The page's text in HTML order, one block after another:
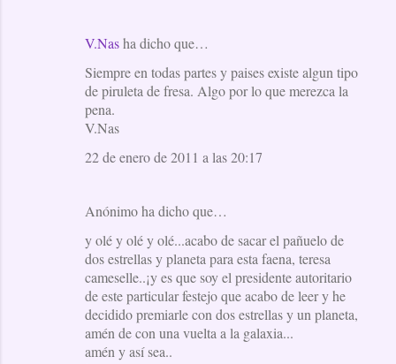
V.Nasha dicho que…
Siempre en todas partes y paises existe algun tipo
de piruleta de fresa. Algo por lo que merezca la
pena.
V.Nas
22 de enero de 2011 a las 20:17
Anónimo ha dicho que…
y olé y olé y olé...acabo de sacar el pañuelo de
dos estrellas y planeta para esta faena, teresa
cameselle..¡y es que soy el presidente autoritario
de este particular festejo que acabo de leer y he
decidido premiarle con dos estrellas y un planeta,
amén de con una vuelta a la galaxia...
amén y así sea..